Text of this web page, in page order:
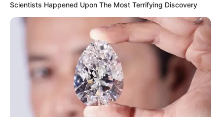
Horario y datos clave del desfile
navideño en Barranquilla
desfile iniciará a las 5:30 p. m . Para esta versión se
espera la participación de grupos de danza, bandas
musicales, teatreros y colectivos artísticos
que
representarán escenas tradicionales de la temporada.
Scientists Happened Upon The Most Terrifying Discovery